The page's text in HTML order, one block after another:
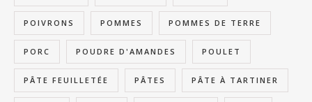
POIVRONS POMMES POMMES DE TERRE
PORC POUDRE D'AMANDES POULET
PÂTE FEUILLETÉE PÂTES PÂTE À TARTINER